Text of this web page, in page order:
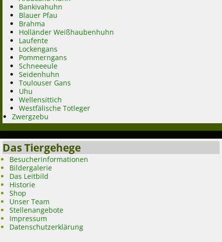
Bankivahuhn
Blauer Pfau
Brahma
Holländer Weißhaubenhuhn
Laufente
Lockengans
Pommerngans
Schneeeule
Seidenhuhn
Toulouser Gans
Uhu
Wellensittich
Westfälische Totleger
Zwergzebu
Das Tiergehege
Besucherinformationen
Bildergalerie
Das Leitbild
Historie
Shop
Unser Team
Stellenangebote
Impressum
Datenschutzerklärung